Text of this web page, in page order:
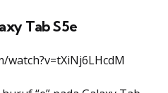
Tab S5e